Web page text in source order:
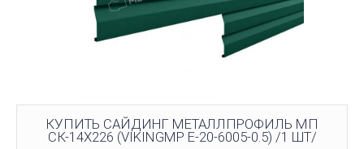
КУПИТЬ САЙДИНГ МЕТАЛЛПРОФИЛЬ МП
СК-14Х226 (VIKINGMP E-20-6005-0.5) /1 ШТ/